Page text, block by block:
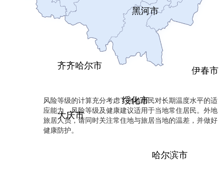
黑河市
齐齐哈尔市
大庆市
绥化市
哈尔滨市
伊春市
风险等级的计算充分考虑了当地居民对长期温度水平的适
应能力，风险等级及健康建议适用于当地常住居民。外地
旅居人员，请同时关注常住地与旅居当地的温差，并做好
健康防护。